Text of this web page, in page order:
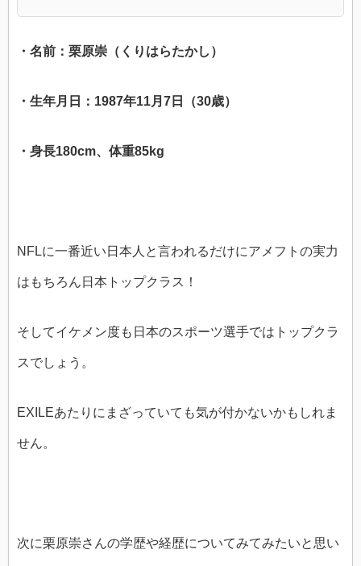
・名前：栗原崇（くりはらたかし）
・生年月日：1987年11月7日（30歳）
・身長180cm、体重85kg
NFLに一番近い日本人と言われるだけにアメフトの実力
はもちろん日本トップクラス！
そしてイケメン度も日本のスポーツ選手ではトップクラ
スでしょう。
EXILEあたりにまざっていても気が付かないかもしれま
せん。
次に栗原崇さんの学歴や経歴についてみてみたいと思い